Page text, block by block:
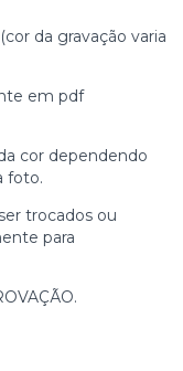
da gravação varia
em pdf
cor dependendo
foto.
trocados ou
para